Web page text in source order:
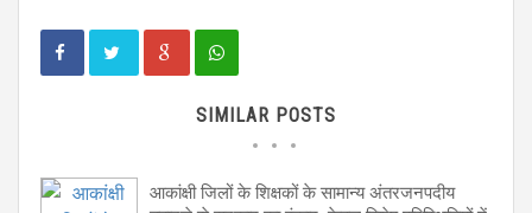
SIMILAR POSTS
आकांक्षी जिलों के शिक्षकों के सामान्य अंतरजनपदीय